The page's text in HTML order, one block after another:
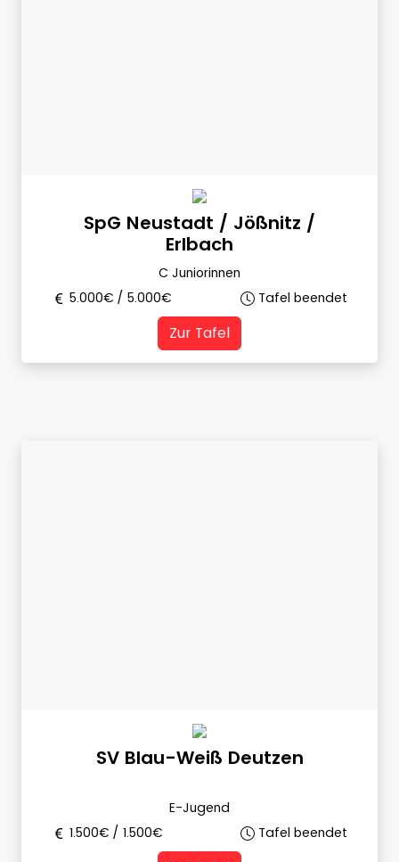
SpG Neustadt / Jößnitz /
Erlbach
C Juniorinnen
5.000€ / 5.000€ Tafel beendet
Zur Tafel
SV Blau-Weiß Deutzen
E-Jugend
1.500€ / 1.500€ Tafel beendet